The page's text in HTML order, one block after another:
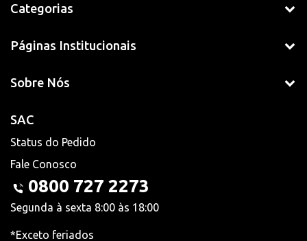
Categorias
Páginas Institucionais
Sobre Nós
SAC
Status do Pedido
Fale Conosco
0800 727 2273
Segunda à sexta 8:00 às 18:00
*Exceto feriados